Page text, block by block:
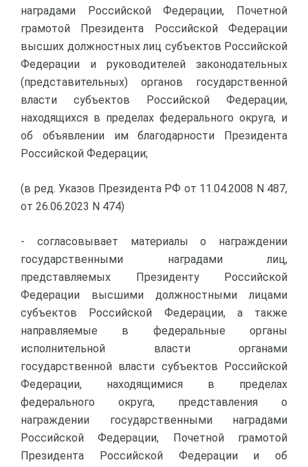
наградами Российской Федерации, Почетной
грамотой Президента Российской Федерации
высших должностных лиц субъектов Российской
Федерации и руководителей законодательных
(представительных) органов государственной
власти субъектов Российской Федерации,
находящихся в пределах федерального округа, и
об объявлении им благодарности Президента
Российской Федерации;
(в ред. Указов Президента РФ от 11.04.2008 N 487,
от 26.06.2023 N 474)
- согласовывает материалы о награждении
государственными наградами лиц,
представляемых Президенту Российской
Федерации высшими должностными лицами
субъектов Российской Федерации, а также
направляемые в федеральные органы
исполнительной власти органами
государственной власти субъектов Российской
Федерации, находящимися в пределах
федерального округа, представления о
награждении государственными наградами
Российской Федерации, Почетной грамотой
Президента Российской Федерации и об